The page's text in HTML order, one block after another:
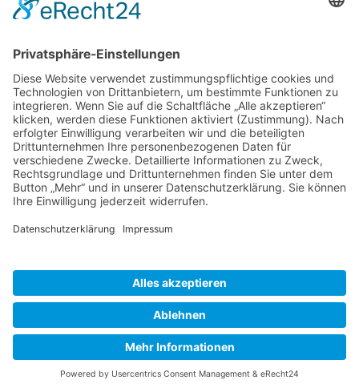
Diese Website benutzt den Open Source Webanalysedienst
Mit Hilfe von Matomo sind wir in der Lage Daten über die
Nutzung unserer Website durch die Websitebesucher zu
erfassen und zu analysieren. Hierdurch können wir u. a.
herausfinden, wann welche Seitenaufrufe getätigt wurden
und aus welcher Region sie kommen. Außerdem erfassen wir
verschiedene Logdateien (z. B. IP-Adresse, Referrer,
verwendete Browser und Betriebssysteme) und können
messen, ob unsere Websitebesucher bestimmte Aktionen
durchführen (z. B. Klicks, Käufe u. Ä.).
Art. 6 Abs. 1 lit. f DSGVO. Der Websitebetreiber hat ein
berechtigtes Interesse an der Analyse des Nutzerverhaltens,
um sowohl sein Webangebot als auch seine Werbung zu
optimieren. Sofern eine entsprechende Einwilligung abgefragt
wurde, erfolgt die Verarbeitung ausschließlich auf Grundlage
von Art. 6 Abs. 1 lit. a DSGVO und § 25 Abs. 1 TDDDG, soweit die